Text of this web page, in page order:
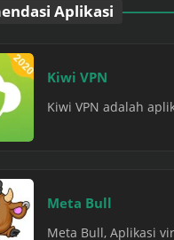
Aplikasi
Kiwi VPN
Kiwi VPN adalah
Meta Bull
Meta Bull, Aplikasi